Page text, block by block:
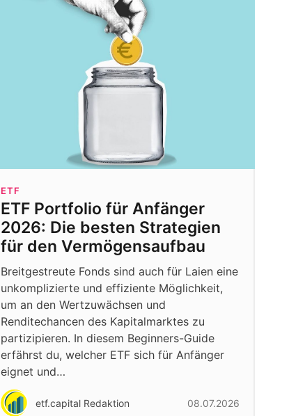
ETF
ETF Portfolio für Anfänger
2026: Die besten Strategien
für den Vermögensaufbau
Breitgestreute Fonds sind auch für Laien eine
unkomplizierte und effiziente Möglichkeit,
um an den Wertzuwächsen und
Renditechancen des Kapitalmarktes zu
partizipieren. In diesem Beginners-Guide
erfährst du, welcher ETF sich für Anfänger
eignet und…
etf.capital Redaktion 08.07.2026